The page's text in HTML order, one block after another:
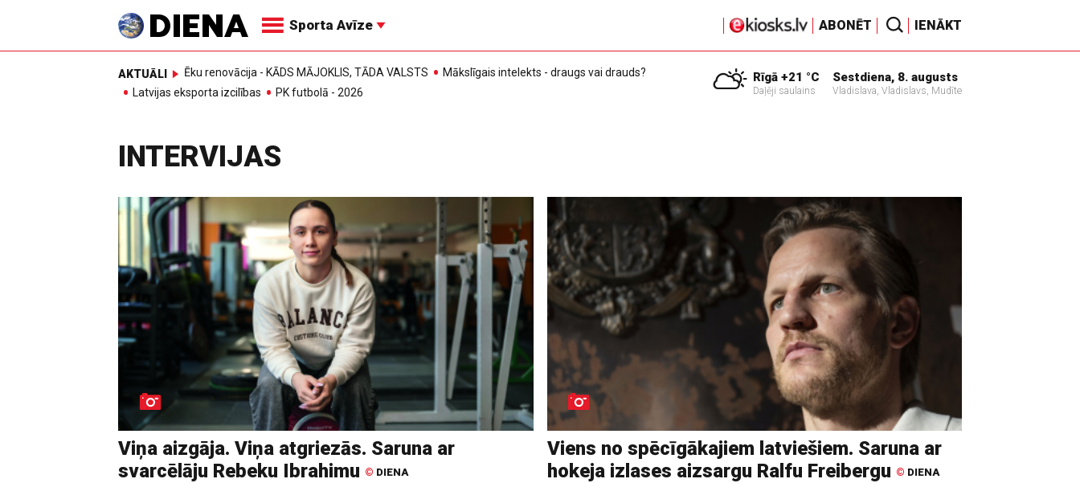
Sporta Avīze ABONĒT IENĀKT
AKTUĀLI Ēku renovācija - KĀDS MĀJOKLIS, TĀDA VALSTS
Mākslīgais intelekts - draugs vai drauds?
Latvijas eksporta izcilības
PK futbolā - 2026
Rīgā +21 °C
Daļēji saulains
Sestdiena, 8. augusts
Vladislava, Vladislavs, Mudīte
INTERVIJAS
Viņa aizgāja. Viņa atgriezās. Saruna ar
svarcēlāju Rebeku Ibrahimu © DIENA
Viens no spēcīgākajiem latviešiem. Saruna ar
hokeja izlases aizsargu Ralfu Freibergu © DIENA